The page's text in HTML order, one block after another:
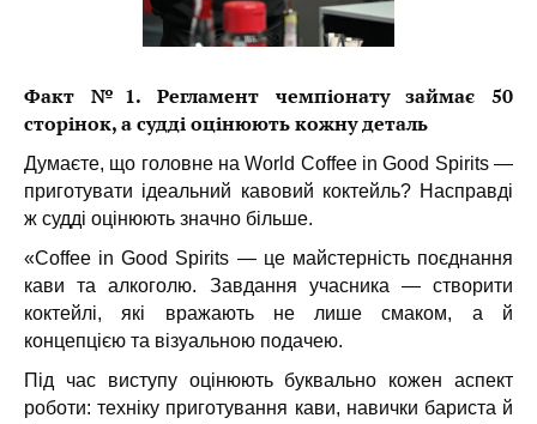
Факт №1. Регламент чемпіонату займає 50
сторінок, а судді оцінюють кожну деталь
Думаєте, що головне на World Coffee in Good Spirits —
приготувати ідеальний кавовий коктейль? Насправді
ж судді оцінюють значно більше.
«Coffee in Good Spirits — це майстерність поєднання
кави та алкоголю. Завдання учасника — створити
коктейлі, які вражають не лише смаком, а й
концепцією та візуальною подачею.
Під час виступу оцінюють буквально кожен аспект
роботи: техніку приготування кави, навички бариста й